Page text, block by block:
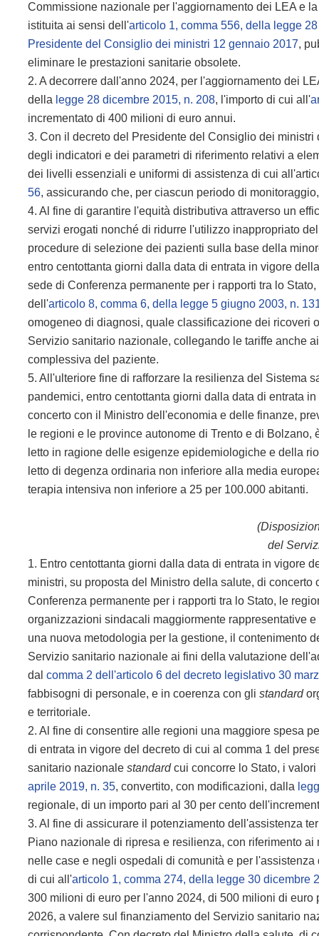
Commissione nazionale per l'aggiornamento dei LEA e
istituita ai sensi dell'articolo 1, comma 556, della legge
Presidente del Consiglio dei ministri 12 gennaio 2017,
eliminare le prestazioni sanitarie obsolete.
2. A decorrere dall'anno 2024, per l'aggiornamento dei
della legge 28 dicembre 2015, n. 208, l'importo di cui all'
incrementato di 400 milioni di euro annui.
3. Con il decreto del Presidente del Consiglio dei
degli indicatori e dei parametri di riferimento relativi a
dei livelli essenziali e uniformi di assistenza di cui
56, assicurando che, per ciascun periodo di
4. Al fine di garantire l'equità distributiva attraverso un
servizi erogati nonché di ridurre l'utilizzo inappropriato
procedure di selezione dei pazienti sulla base della
entro centottanta giorni dalla data di entrata in vigore
sede di Conferenza permanente per i rapporti tra lo
dell'articolo 8, comma 6, della legge 5 giugno 2003, n.
omogeneo di diagnosi, quale classificazione dei
Servizio sanitario nazionale, collegando le tariffe anche
complessiva del paziente.
5. All'ulteriore fine di rafforzare la resilienza del Sistema
pandemici, entro centottanta giorni dalla data di entrata
concerto con il Ministro dell'economia e delle finanze,
le regioni e le province autonome di Trento e di
letto in ragione delle esigenze epidemiologiche e della
letto di degenza ordinaria non inferiore alla media
terapia intensiva non inferiore a 25 per 100.000 abitanti.
del
1. Entro centottanta giorni dalla data di entrata in vigore
ministri, su proposta del Ministro della salute, di
Conferenza permanente per i rapporti tra lo Stato, le
organizzazioni sindacali maggiormente rappresentative
una nuova metodologia per la gestione, il contenimento
Servizio sanitario nazionale ai fini della valutazione
dalcomma 2 dell'articolo 6 del decreto legislativo 30
fabbisogni di personale, e in coerenza con glistandard
e territoriale.
2. Al fine di consentire alle regioni una maggiore spesa
di entrata in vigore del decreto di cui al comma 1 del
sanitario nazionalestandardcui concorre lo Stato, i
aprile 2019, n. 35, convertito, con modificazioni, dalla
regionale, di un importo pari al 30 per cento
3. Al fine di assicurare il potenziamento dell'assistenza
Piano nazionale di ripresa e resilienza, con riferimento
nelle case e negli ospedali di comunità e per
di cui all'articolo 1, comma 274, della legge 30 dicembre
300 milioni di euro per l'anno 2024, di 500 milioni di
2026, a valere sul finanziamento del Servizio sanitario